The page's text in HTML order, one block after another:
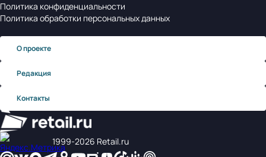
Политика конфиденциальности
Политика обработки персональных данных
О проекте
Редакция
Контакты
1999‑2026 Retail.ru